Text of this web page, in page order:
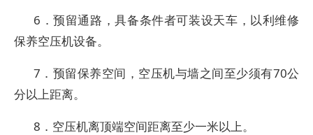
6．预留通路，具备条件者可装设天车，以利维修
保养空压机设备。
7．预留保养空间，空压机与墙之间至少须有70公
分以上距离。
8．空压机离顶端空间距离至少一米以上。